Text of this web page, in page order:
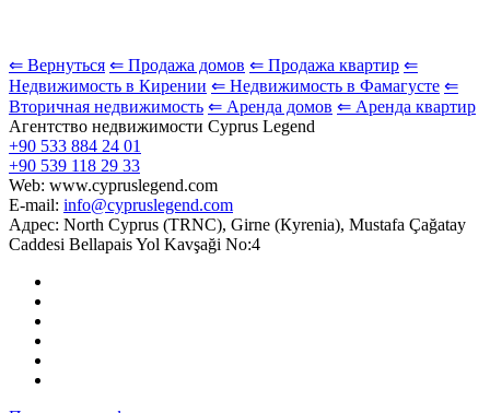
⇐ Вернуться ⇐ Продажа домов ⇐ Продажа квартир ⇐
Недвижимость в Кирении ⇐ Недвижимость в Фамагусте ⇐
Вторичная недвижимость ⇐ Аренда домов ⇐ Аренда квартир
Агентство недвижимости Cyprus Legend
+90 533 884 24 01
+90 539 118 29 33
Web: www.cypruslegend.com
E-mail: info@cypruslegend.com
Адрес: North Cyprus (ТRNC), Girne (Кyrenia), Mustafa Çağatay
Caddesi Bellapais Yol Kavşaği No:4